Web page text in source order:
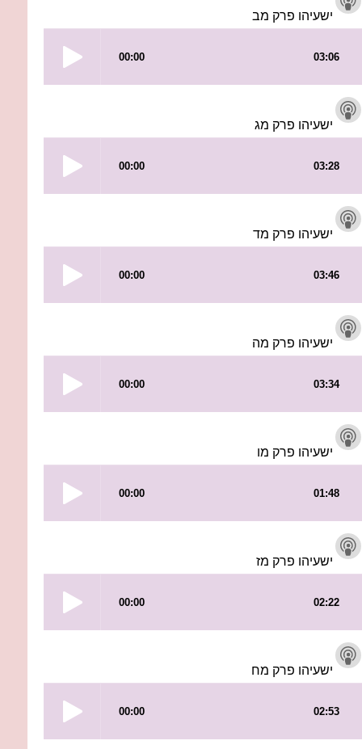
ישעיהו פרק מב
ישעיהו פרק מג
ישעיהו פרק מד
ישעיהו פרק מה
ישעיהו פרק מו
ישעיהו פרק מז
ישעיהו פרק מח